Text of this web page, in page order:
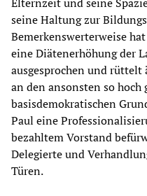
Elternzeit und seine
seine Haltung zur
Bemerkenswerterweise
eine Diätenerhöhung der
ausgesprochen und rüttelt
an den ansonsten so hoch
basisdemokratischen
Paul eine
bezahltem Vorstand
Delegierte und
Türen.